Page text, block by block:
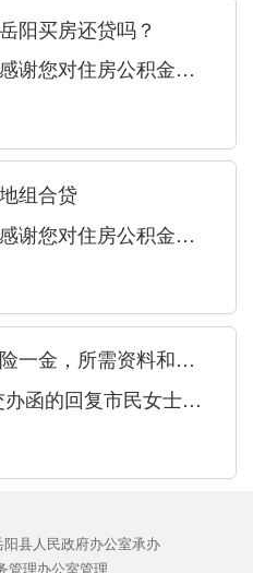
阳买房还贷吗？
谢您对住房公积金的关心
组合贷
谢您对住房公积金的关心
新开公司给员工购买五险一金，所需资料和流程是什么？
函的回复市民女士：关于
县人民政府办公室承办
管理办公室管理